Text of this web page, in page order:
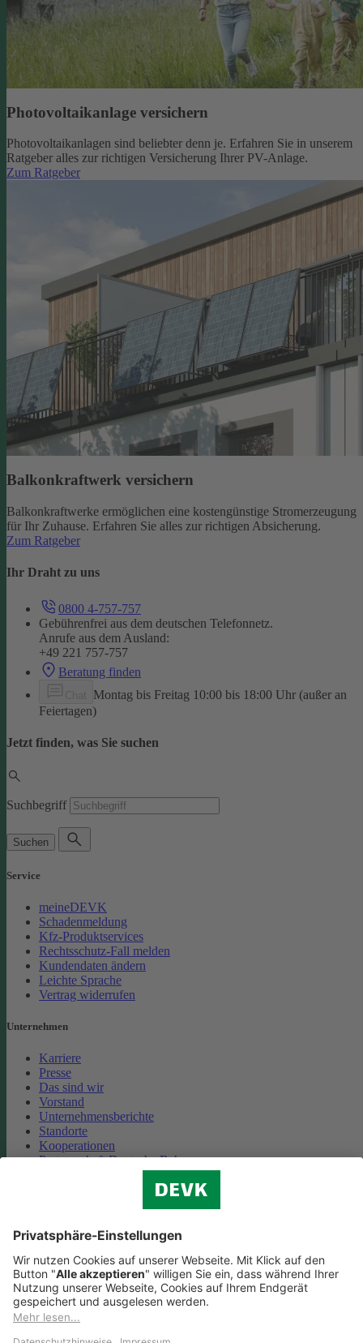
Photovoltaikanlage versichern
Photovoltaikanlagen sind beliebter denn je. Erfahren Sie in unserem
Ratgeber alles zur richtigen Versicherung Ihrer PV-Anlage.
Zum Ratgeber
Balkonkraftwerk versichern
Balkonkraftwerke ermöglichen eine kostengünstige Stromerzeugung
für Ihr Zuhause. Erfahren Sie alles zur richtigen Absicherung.
Zum Ratgeber
Ihr Draht zu uns
0800 4-757-757
Gebührenfrei aus dem deutschen Telefonnetz.
Anrufe aus dem Ausland:
+49 221 757-757
Beratung finden
Montag bis Freitag 10:00 bis 18:00 Uhr (außer an
Feiertagen)
Jetzt finden, was Sie suchen
Suchbegriff
Suchen
Service
meineDEVK
Schadenmeldung
Kfz-Produktservices
Rechtsschutz-Fall melden
Kundendaten ändern
Leichte Sprache
Vertrag widerrufen
Unternehmen
Karriere
Presse
Das sind wir
Vorstand
Unternehmensberichte
Standorte
Kooperationen
Partnerschaft Deutsche Bahn
Cookie-Einstellungen
Datenschutz
Impressum
Streitbeilegung